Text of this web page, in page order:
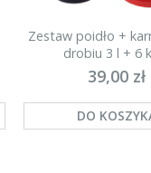
Zestaw poidło +
drobiu 3 l + 6
39,00 zł
DO